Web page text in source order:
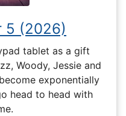
5 (2026)
tablet as a gift
Woody, Jessie and
exponentially
head to head with